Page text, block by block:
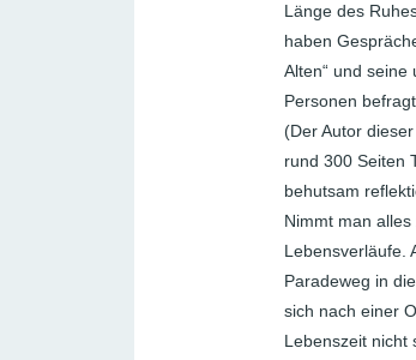
Länge des
haben
Alten“ und
Personen
(Der Autor
rund 300 Seiten
behutsam
Nimmt man
Lebensverläufe.
Paradeweg in
sich nach einer
Lebenszeit nicht